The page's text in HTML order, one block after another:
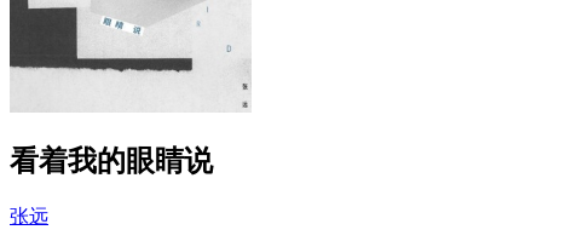
看着我的眼睛说
张远